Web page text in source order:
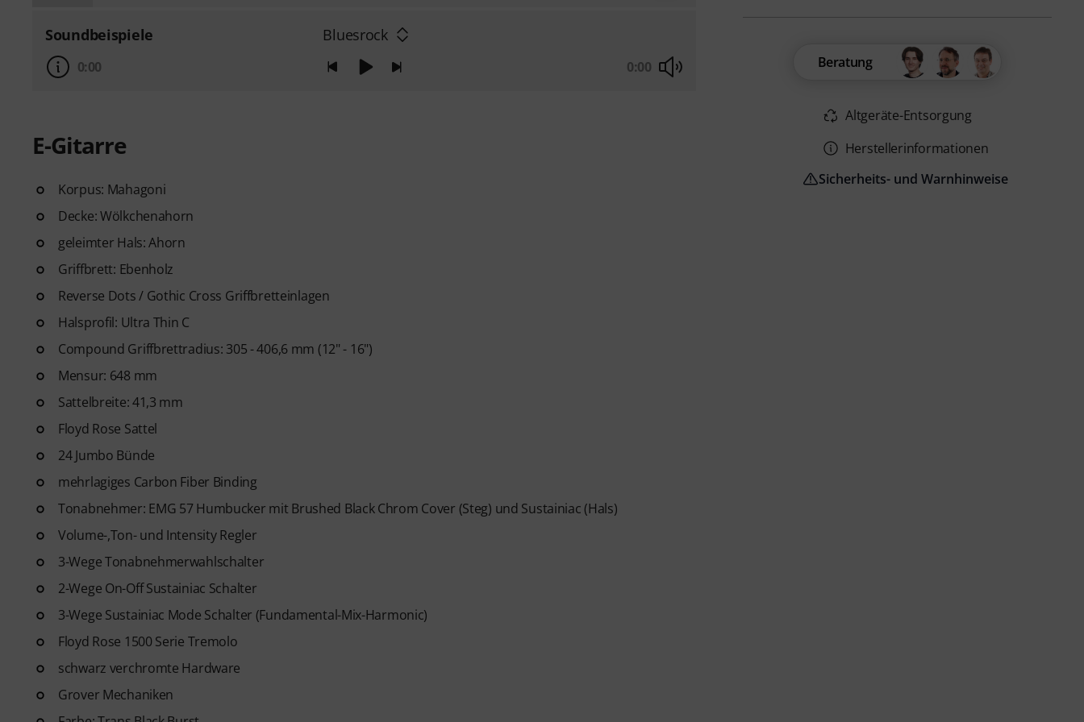
Soundbeispiele Bluesrock
0:00 0:00
E-Gitarre
Korpus: Mahagoni
Decke: Wölkchenahorn
geleimter Hals: Ahorn
Griffbrett: Ebenholz
Reverse Dots / Gothic Cross Griffbretteinlagen
Halsprofil: Ultra Thin C
Compound Griffbrettradius: 305 - 406,6 mm (12" - 16")
Mensur: 648 mm
Sattelbreite: 41,3 mm
Floyd Rose Sattel
24 Jumbo Bünde
mehrlagiges Carbon Fiber Binding
Tonabnehmer: EMG 57 Humbucker mit Brushed Black Chrom Cover (Steg) und Sustainiac (Hals)
Volume-,Ton- und Intensity Regler
3-Wege Tonabnehmerwahlschalter
2-Wege On-Off Sustainiac Schalter
3-Wege Sustainiac Mode Schalter (Fundamental-Mix-Harmonic)
Floyd Rose 1500 Serie Tremolo
schwarz verchromte Hardware
Grover Mechaniken
Beratung
Altgeräte-Entsorgung
Herstellerinformationen
Sicherheits- und Warnhinweise